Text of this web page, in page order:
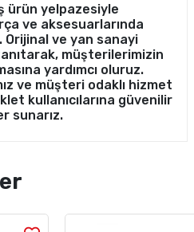
ürün yelpazesiyle
ve aksesuarlarında
Orijinal ve yan sanayi
müşterilerimizin
yardımcı oluruz.
ve müşteri odaklı hizmet
kullanıcılarına güvenilir
sunarız.